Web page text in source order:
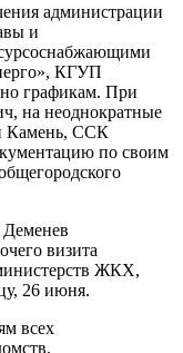
администрации
и
КГУП
графикам. При
на неоднократные
Камень, ССК
по своим
Деменев
визита
ЖКХ,
26 июня.
всех